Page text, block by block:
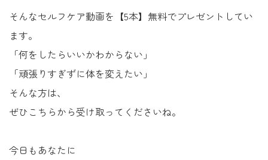
そんなセルフケア動画を【5本】無料でプレゼントしてい
ます。
「何をしたらいいかわからない」
「頑張りすぎずに体を変えたい」
そんな方は、
ぜひこちらから受け取ってくださいね。
今日もあなたに